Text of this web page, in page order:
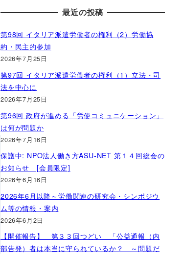
最近の投稿
第98回 イタリア派遣労働者の権利（2）労働協
約・民主的参加
2026年7月25日
第97回 イタリア派遣労働者の権利（1）立法・司
法を中心に
2026年7月25日
第96回 政府が進める「労使コミュニケーション」
は何が問題か
2026年7月16日
保護中: NPO法人働き方ASU-NET 第１４回総会の
お知らせ [会員限定]
2026年6月16日
2026年6月以降～労働関連の研究会・シンポジウ
ム等の情報・案内
2026年6月2日
【開催報告】 第３３回つどい 「公益通報（内
部告発）者は本当に守られているか？ ～問題だ